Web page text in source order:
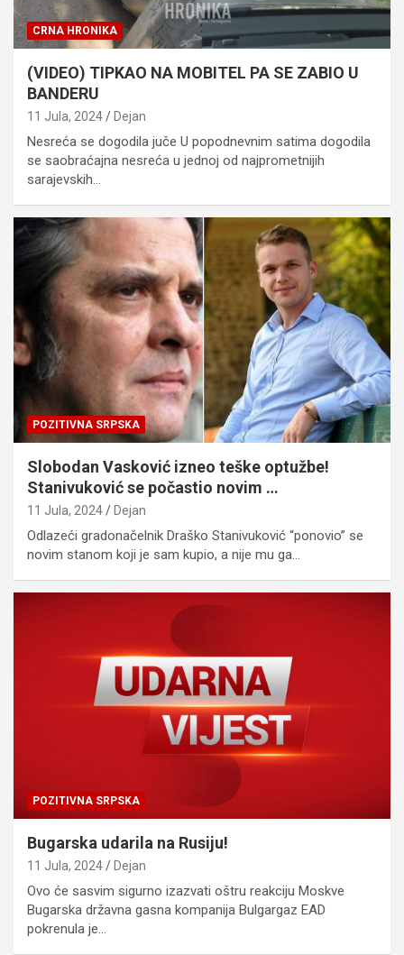
CRNA HRONIKA
(VIDEO) TIPKAO NA MOBITEL PA SE ZABIO U
BANDERU
11 Jula, 2024 Dejan
Nesreća se dogodila juče U popodnevnim satima dogodila
se saobraćajna nesreća u jednoj od najprometnijih
sarajevskih…
POZITIVNA SRPSKA
Slobodan Vasković izneo teške optužbe!
Stanivuković se počastio novim …
11 Jula, 2024 Dejan
Odlazeći gradonačelnik Draško Stanivuković “ponovio” se
novim stanom koji je sam kupio, a nije mu ga…
POZITIVNA SRPSKA
Bugarska udarila na Rusiju!
11 Jula, 2024 Dejan
Ovo će sasvim sigurno izazvati oštru reakciju Moskve
Bugarska državna gasna kompanija Bulgargaz EAD
pokrenula je…